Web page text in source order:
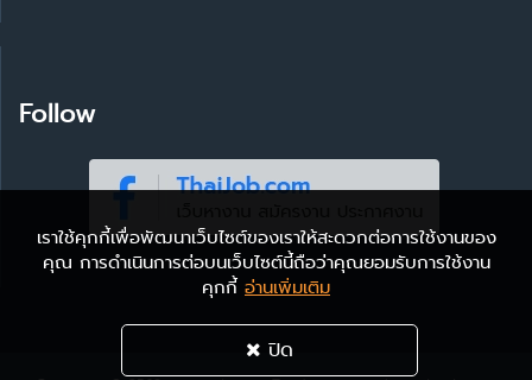
Follow
เราใช้คุกกี้เพื่อพัฒนาเว็บไซต์ของเราให้สะดวกต่อการใช้งานของ
คุณ การดำเนินการต่อบนเว็บไซต์นี้ถือว่าคุณยอมรับการใช้งาน
คุกกี้ อ่านเพิ่มเติม
ปิด